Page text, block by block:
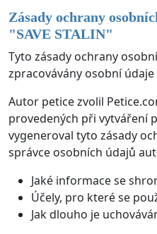
Zásady ochrany
"SAVE STALIN"
Tyto zásady ochrany
zpracovávány osobní
Autor petice zvolil
provedených při vytváření
vygeneroval tyto zásady
správce osobních údajů
Jaké informace se
Účely, pro které se
Jak dlouho je